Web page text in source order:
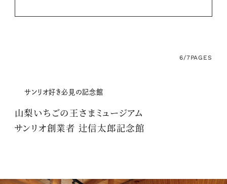
6/7PAGES
サンリオ好き必見の記念館
山梨いちごの王さまミュージアム
サンリオ創業者 辻信太郎記念館